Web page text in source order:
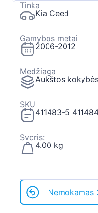
Tinka
Kia Ceed
Gamybos metai
2006-2012
Medžiaga
Aukštos
SKU
411483-5
Svoris:
4.00 kg
Nemokamas